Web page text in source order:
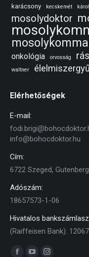
karácsony kecskemét
mosolydoktor
onkológia
orvosság
waltner
Elérhetőségek
E-mail:
info@bohocdoktor.hu
Cím:
6722 Szeged,
Adószám:
18657573-1-06
Hivatalos
(Raiffeisen Bank):
Find us on: